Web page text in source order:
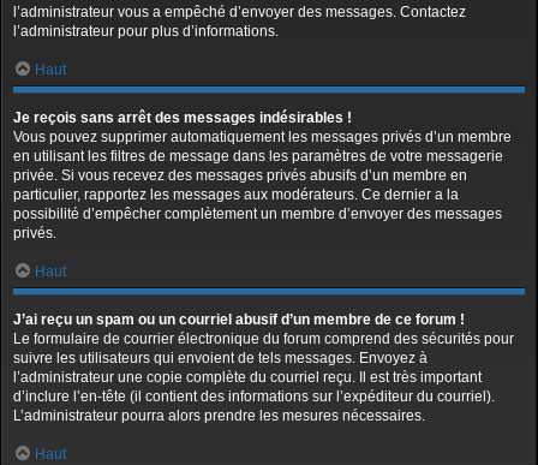
l’administrateur vous a empêché d’envoyer des messages. Contactez
l’administrateur pour plus d’informations.
Haut
Je reçois sans arrêt des messages indésirables !
Vous pouvez supprimer automatiquement les messages privés d’un membre
en utilisant les filtres de message dans les paramètres de votre messagerie
privée. Si vous recevez des messages privés abusifs d’un membre en
particulier, rapportez les messages aux modérateurs. Ce dernier a la
possibilité d’empêcher complètement un membre d’envoyer des messages
privés.
Haut
J’ai reçu un spam ou un courriel abusif d’un membre de ce forum !
Le formulaire de courrier électronique du forum comprend des sécurités pour
suivre les utilisateurs qui envoient de tels messages. Envoyez à
l’administrateur une copie complète du courriel reçu. Il est très important
d’inclure l’en-tête (il contient des informations sur l’expéditeur du courriel).
L’administrateur pourra alors prendre les mesures nécessaires.
Haut